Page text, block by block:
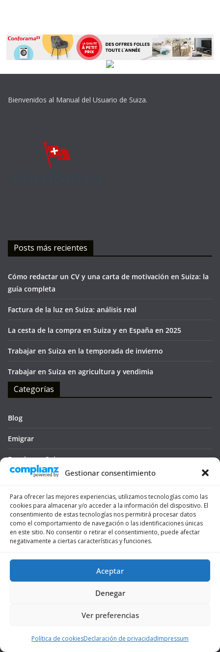
Gestionar consentimiento
Para ofrecer las mejores experiencias, utilizamos tecnologías como las
cookies para almacenar y/o acceder a la información del dispositivo. El
consentimiento de estas tecnologías nos permitirá procesar datos
como el comportamiento de navegación o las identificaciones únicas
en este sitio. No consentir o retirar el consentimiento, puede afectar
negativamente a ciertas características y funciones.
Aceptar
Denegar
Ver preferencias
Política de cookiesDeclaración de privacidadImpressum
Bienvenidos al Manual del Usuario de Suiza.
Posts más recientes
Cómo redactar un CV y una carta de motivación en Suiza: la
guía completa
Factura de la luz en Suiza: análisis real
La cesta de la compra en Suiza y en España en 2025
Trabajar en Suiza en la temporada de invierno
Trabajar en Suiza en agricultura y vendimia
Categorías
Blog
Emigrar
Esquiar en Suiza
Navajas
Noticias
Ofertas y promociones
Seguro médico
Tienda
Trámites